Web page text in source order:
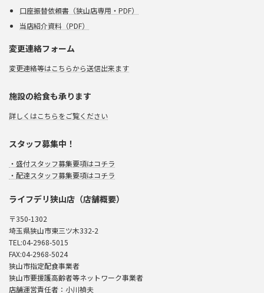
口座振替依頼書（狭山店専用・PDF）
当店紹介資料（PDF）
変更連絡フォーム
変更連絡等はこちらから送信出来ます
施設の給食も承ります
詳しくはこちらをご覧ください
スタッフ募集中！
・盛付スタッフ募集要項はコチラ
・配達スタッフ募集要項はコチラ
ライフデリ狭山店（店舗概要）
〒350-1302
埼玉県狭山市東三ツ木332-2
TEL:04-2968-5015
FAX:04-2968-5024
狭山市指定配食事業者
狭山市要援護高齢者等ネットワーク事業者
店舗運営責任者：小川禎夫